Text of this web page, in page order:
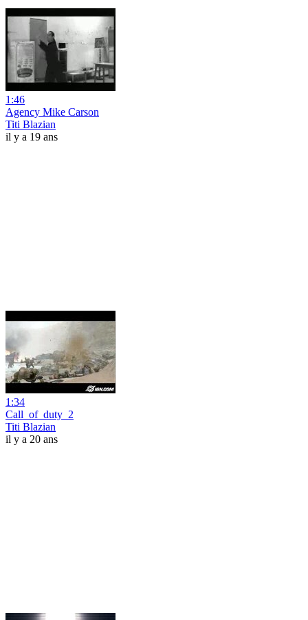
1:46
Agency Mike Carson
Titi Blazian
il y a 19 ans
1:34
Call_of_duty_2
Titi Blazian
il y a 20 ans